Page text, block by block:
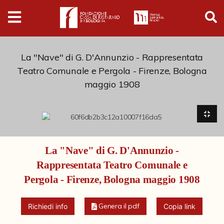
Digital
Humanities
Donazioni
Collezioni
Arti Applicate
Cataloghi storici
Disegni
La "Nave" di G. D'Annunzio - Rappresentata
Teatro Comunale e Pergola - Firenze, Bologna
maggio 1908
La "Nave" di G. D'Annunzio -
Rappresentata Teatro Comunale e
Pergola - Firenze, Bologna maggio 1908
Richiedi info Genera il pdf Copia link